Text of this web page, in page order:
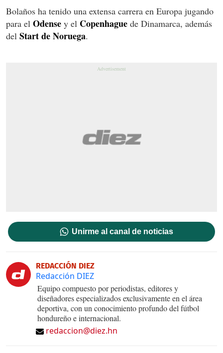
Bolaños ha tenido una extensa carrera en Europa jugando
para el Odense y el Copenhague de Dinamarca, además
del Start de Noruega.
Unirme al canal de noticias
REDACCIÓN DIEZ
Redacción DIEZ
Equipo compuesto por periodistas, editores y
diseñadores especializados exclusivamente en el área
deportiva, con un conocimiento profundo del fútbol
hondureño e internacional.
redaccion@diez.hn